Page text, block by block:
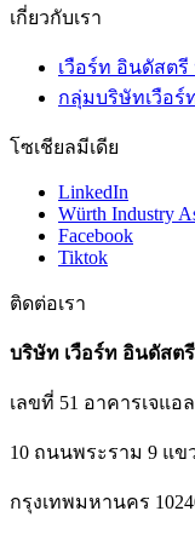
เกี่ยวกับเรา
เวือร์ท อินดัสตรี
กลุ่มบริษัทเวือร์
โซเชียลมีเดีย
LinkedIn
Würth Industry
Facebook
Tiktok
ติดต่อเรา
บริษัท เวือร์ท อินดัสต
เลขที่ 51 อาคารเจแอ
10 ถนนพระราม 9 แข
กรุงเทพมหานคร